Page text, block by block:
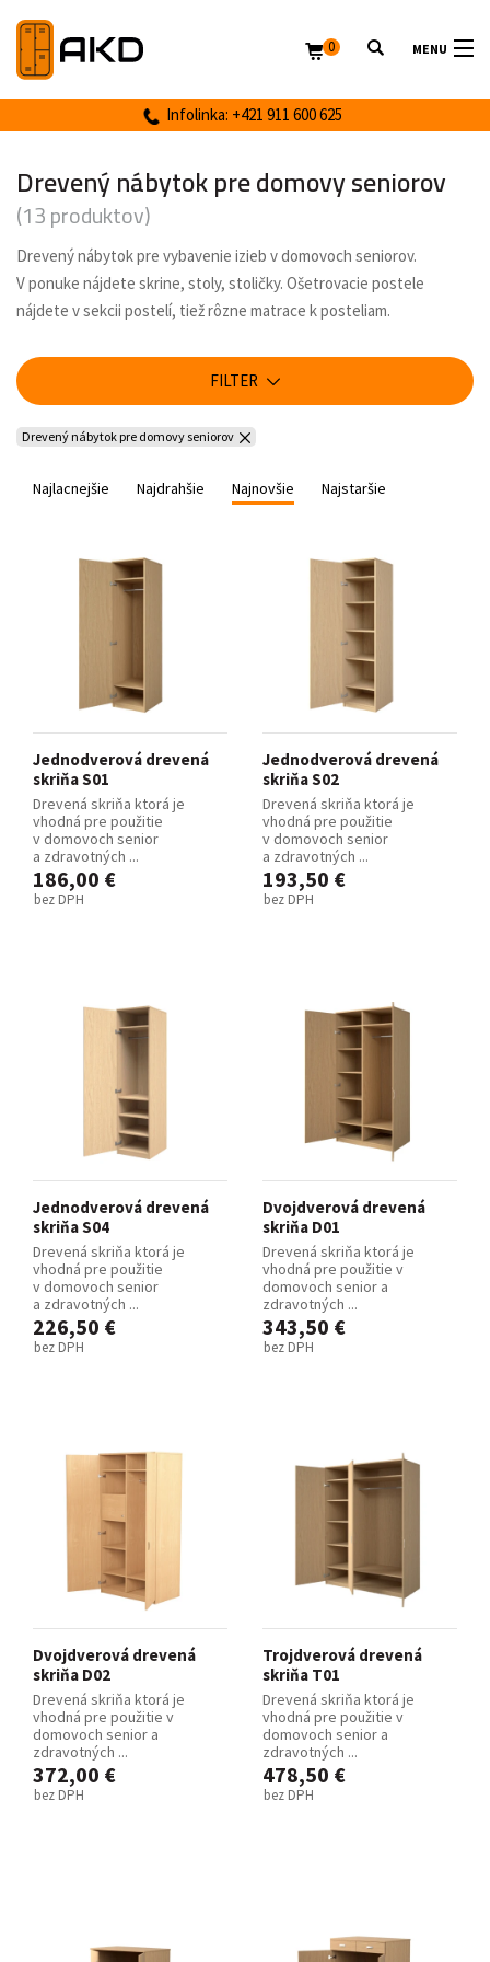
MENU
Infolinka: +421 911 600 625
0
Drevený nábytok pre domovy seniorov
(13 produktov)
Drevený nábytok pre vybavenie izieb v domovoch seniorov.
V ponuke nájdete skrine, stoly, stoličky. Ošetrovacie postele
nájdete v sekcii postelí, tiež rôzne matrace k posteliam.
FILTER
Drevený nábytok pre domovy seniorov
Najlacnejšie Najdrahšie Najnovšie Najstaršie
Jednodverová drevená
skriňa S01
Drevená skriňa ktorá je
vhodná pre použitie
v domovoch senior
a zdravotných ...
186,00 €
bez DPH
Jednodverová drevená
skriňa S02
Drevená skriňa ktorá je
vhodná pre použitie
v domovoch senior
a zdravotných ...
193,50 €
bez DPH
Jednodverová drevená
skriňa S04
Drevená skriňa ktorá je
vhodná pre použitie
v domovoch senior
a zdravotných ...
226,50 €
bez DPH
Dvojdverová drevená
skriňa D01
Drevená skriňa ktorá je
vhodná pre použitie v
domovoch senior a
zdravotných ...
343,50 €
bez DPH
Dvojdverová drevená
skriňa D02
Drevená skriňa ktorá je
vhodná pre použitie v
domovoch senior a
zdravotných ...
372,00 €
bez DPH
Trojdverová drevená
skriňa T01
Drevená skriňa ktorá je
vhodná pre použitie v
domovoch senior a
zdravotných ...
478,50 €
bez DPH